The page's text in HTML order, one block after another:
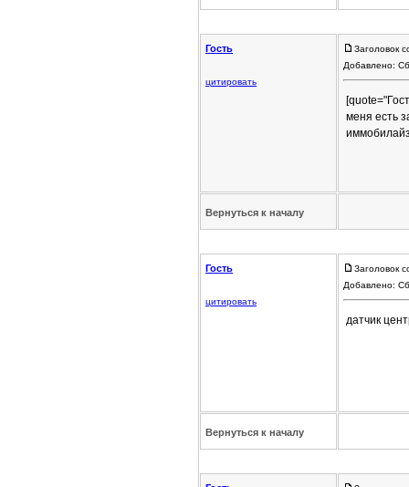
Гость
цитировать
Заголовок
Добавлено:
меня есть
Вернуться к началу
Гость
цитировать
Заголовок
Добавлено:
датчик
Вернуться к началу